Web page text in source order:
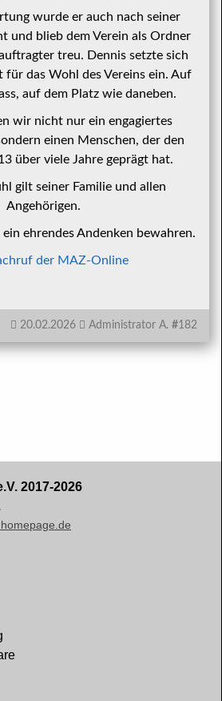
wurde er auch nach seiner
und blieb dem Verein als Ordner
treu. Dennis setzte sich
für das Wohl des Vereins ein. Auf
auf dem Platz wie daneben.
wir nicht nur ein engagiertes
einen Menschen, der den
über viele Jahre geprägt hat.
gilt seiner Familie und allen
Angehörigen.
ehrendes Andenken bewahren.
der MAZ-Online
20.02.2026 Administrator A. #182
2017-2026